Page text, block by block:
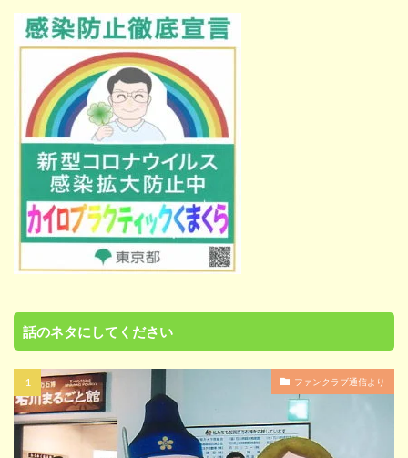
話のネタにしてください
ファンクラブ通信より